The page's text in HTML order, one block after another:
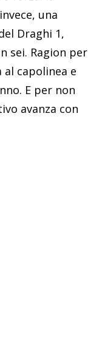
una
Draghi 1,
sei. Ragion per
capolinea e
E per non
avanza con